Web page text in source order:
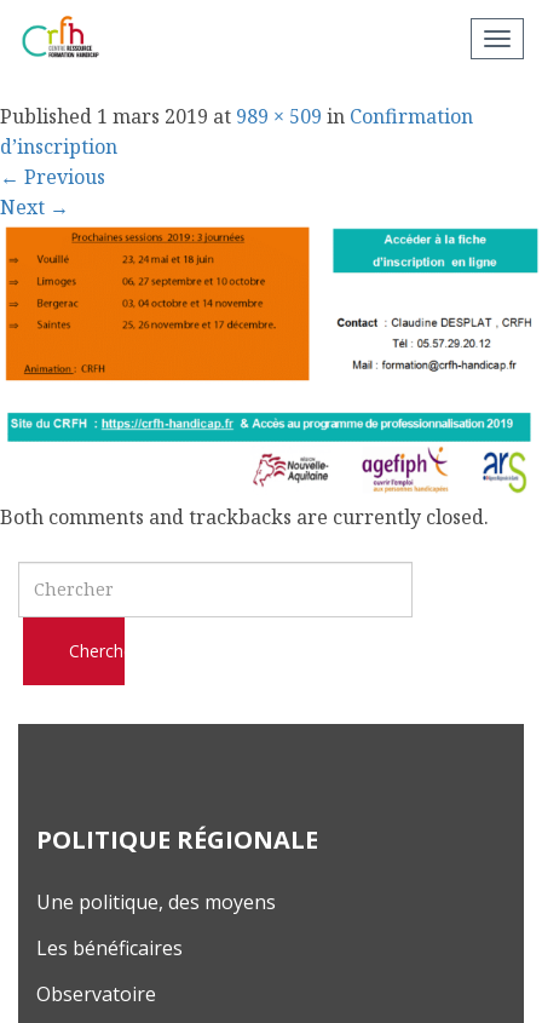
N
t
i
n
p
p
a
r
Capture
Published 1 mars 2019 at 989 × 509 in Confirmation
d’inscription
← Previous
Next →
Both comments and trackbacks are currently closed.
POLITIQUE RÉGIONALE
Une politique, des moyens
Les bénéficaires
Observatoire